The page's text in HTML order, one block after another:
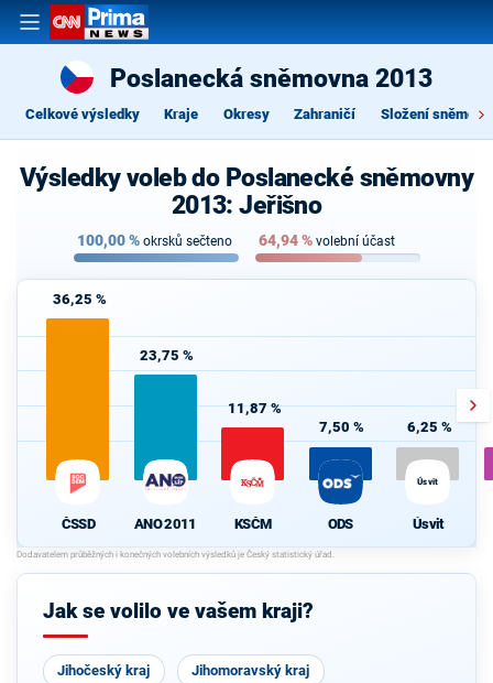
Poslanecká sněmovna 2013
Celkové výsledky Kraje Okresy Zahraničí Složení
Výsledky voleb do Poslanecké sněmovny
2013: Jeřišno
100,00% okrsků sečteno 64,94% volební účast
36,25 %
ČSSD
23,75 %
ANO 2011
11,87 %
KSČM
7,50 %
ODS
6,25 %
Úsvit
Úsvit
Jak se volilo ve vašem kraji?
Jihočeský kraj Jihomoravský kraj